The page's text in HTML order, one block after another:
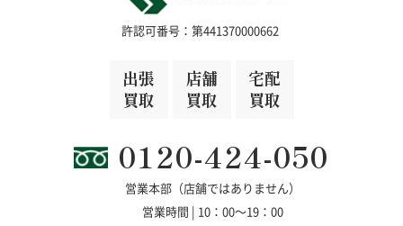
許認可番号：第441370000662
出張
買取
店舗
買取
宅配
買取
0120-424-050
営業本部（店舗ではありません）
営業時間 | 10：00～19：00